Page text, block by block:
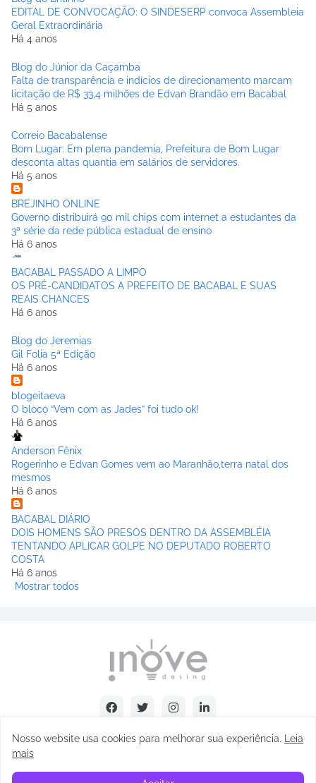
EDITAL DE CONVOCAÇÃO: O SINDESERP convoca Assembleia
Geral Extraordinária
Há 4 anos
Blog do Júnior da Caçamba
Falta de transparência e indícios de direcionamento marcam
licitação de R$ 33,4 milhões de Edvan Brandão em Bacabal
Há 5 anos
Correio Bacabalense
Bom Lugar: Em plena pandemia, Prefeitura de Bom Lugar
desconta altas quantia em salários de servidores.
Há 5 anos
BREJINHO ONLINE
Governo distribuirá 90 mil chips com internet a estudantes da
3ª série da rede pública estadual de ensino
Há 6 anos
BACABAL PASSADO A LIMPO
OS PRÉ-CANDIDATOS A PREFEITO DE BACABAL E SUAS
REAIS CHANCES
Há 6 anos
Blog do Jeremias
Gil Folia 5ª Edição
Há 6 anos
blogeitaeva
O bloco “Vem com as Jades” foi tudo ok!
Há 6 anos
Anderson Fênix
Rogerinho e Edvan Gomes vem ao Maranhão,terra natal dos
mesmos
Há 6 anos
BACABAL DIÁRIO
DOIS HOMENS SÃO PRESOS DENTRO DA ASSEMBLÉIA
TENTANDO APLICAR GOLPE NO DEPUTADO ROBERTO
COSTA
Há 6 anos
Mostrar todos
Nosso website usa cookies para melhorar sua experiência.
Leia
mais